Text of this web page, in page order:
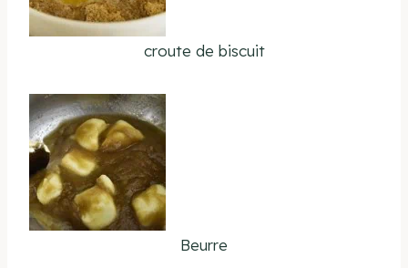
croute de biscuit
Beurre